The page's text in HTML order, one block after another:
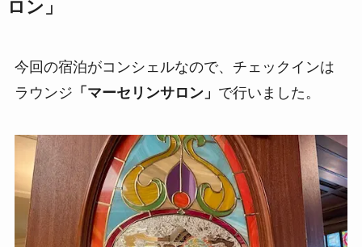
ロン」
今回の宿泊がコンシェルなので、チェックインは
ラウンジ 「マーセリンサロン」 で行いました。